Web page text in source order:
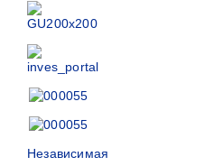
Независимая